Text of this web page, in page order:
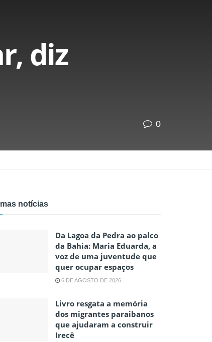
diz
0
notícias
Da Lagoa da Pedra ao palco
da Bahia: Maria Eduarda, a
voz de uma juventude que
quer ocupar espaços
6 DE AGOSTO DE 2026
Livro resgata a memória
dos migrantes paraibanos
que ajudaram a construir
Irecê